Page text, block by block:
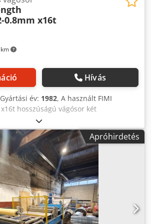
0.8mm x16t
Hívás
év: 1982, A használt FIMI
hosszúságú vágósor két
(A3793) tekercses fémfeldolgozó sor,
méretű lemezekre vágja. Az ilyen
a fémtekercseket feldolgozó
Gyártó : FIMI - Olaszország Gyártás éve
(SEI SISTEMI) és 2019 (SEI SISTEMI)
előtti anyag : Maximális
x 0,12 Г- 0,80 mm. Djdpfxettlfkj
: 16 tonna. Lemezek méretei :
- Max. 1250 x 2000 mm.
m/perc. A GÉPSORHOZ TARTOZÓ
Apróhirdetés